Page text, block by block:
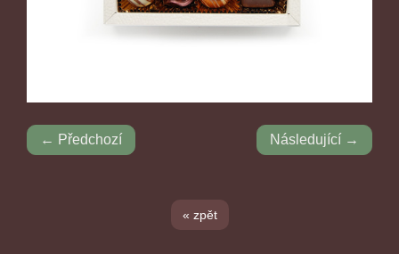
← Předchozí Následující →
« zpět